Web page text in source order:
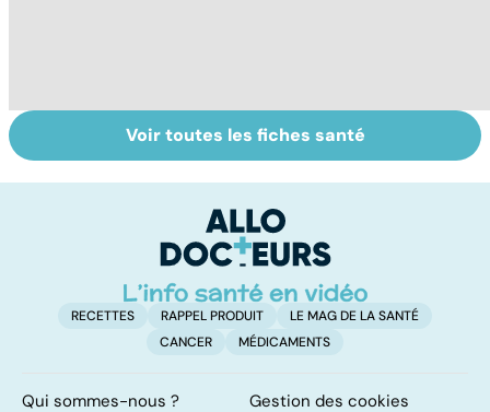
Burn-out :
l'épuisement
Vivre après un
cancer
Voir toutes les fiches santé
RECETTES RAPPEL PRODUIT
LE MAG DE LA SANTÉ
CANCER
MÉDICAMENTS
Qui sommes-nous ? Gestion des cookies